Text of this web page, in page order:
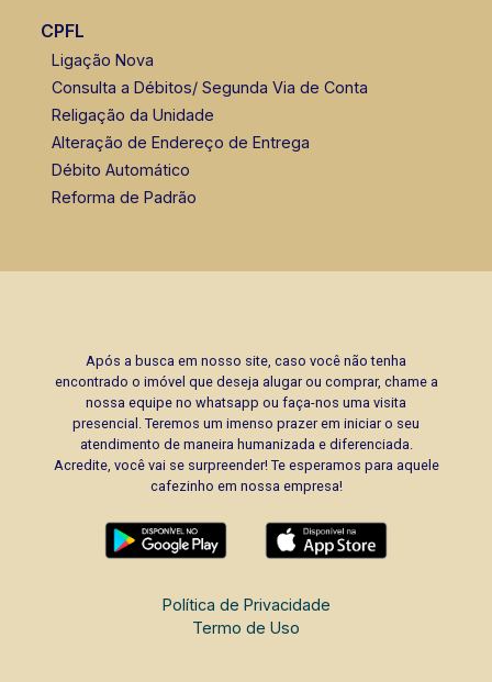
CPFL
Ligação Nova
Consulta a Débitos/ Segunda Via de Conta
Religação da Unidade
Alteração de Endereço de Entrega
Débito Automático
Reforma de Padrão
Após a busca em nosso site, caso você não tenha
encontrado o imóvel que deseja alugar ou comprar, chame a
nossa equipe no whatsapp ou faça-nos uma visita
presencial. Teremos um imenso prazer em iniciar o seu
atendimento de maneira humanizada e diferenciada.
Acredite, você vai se surpreender! Te esperamos para aquele
cafezinho em nossa empresa!
Política de Privacidade
Termo de Uso